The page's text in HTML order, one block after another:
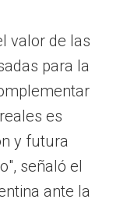
valor de las
para la
es
y futura
señaló el
ante la